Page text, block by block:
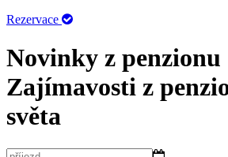
Rezervace
Novinky z penzionu
Zajímavosti z
světa